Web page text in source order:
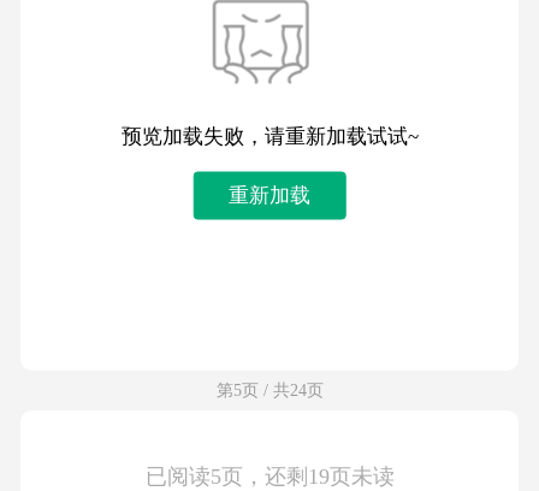
预览加载失败，请重新加载试试~
重新加载
第5页 / 共24页
已阅读5页，还剩19页未读